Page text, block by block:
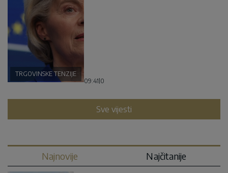
TRGOVINSKE TENZIJE
09:41 0
Sve vijesti
Najnovije Najčitanije